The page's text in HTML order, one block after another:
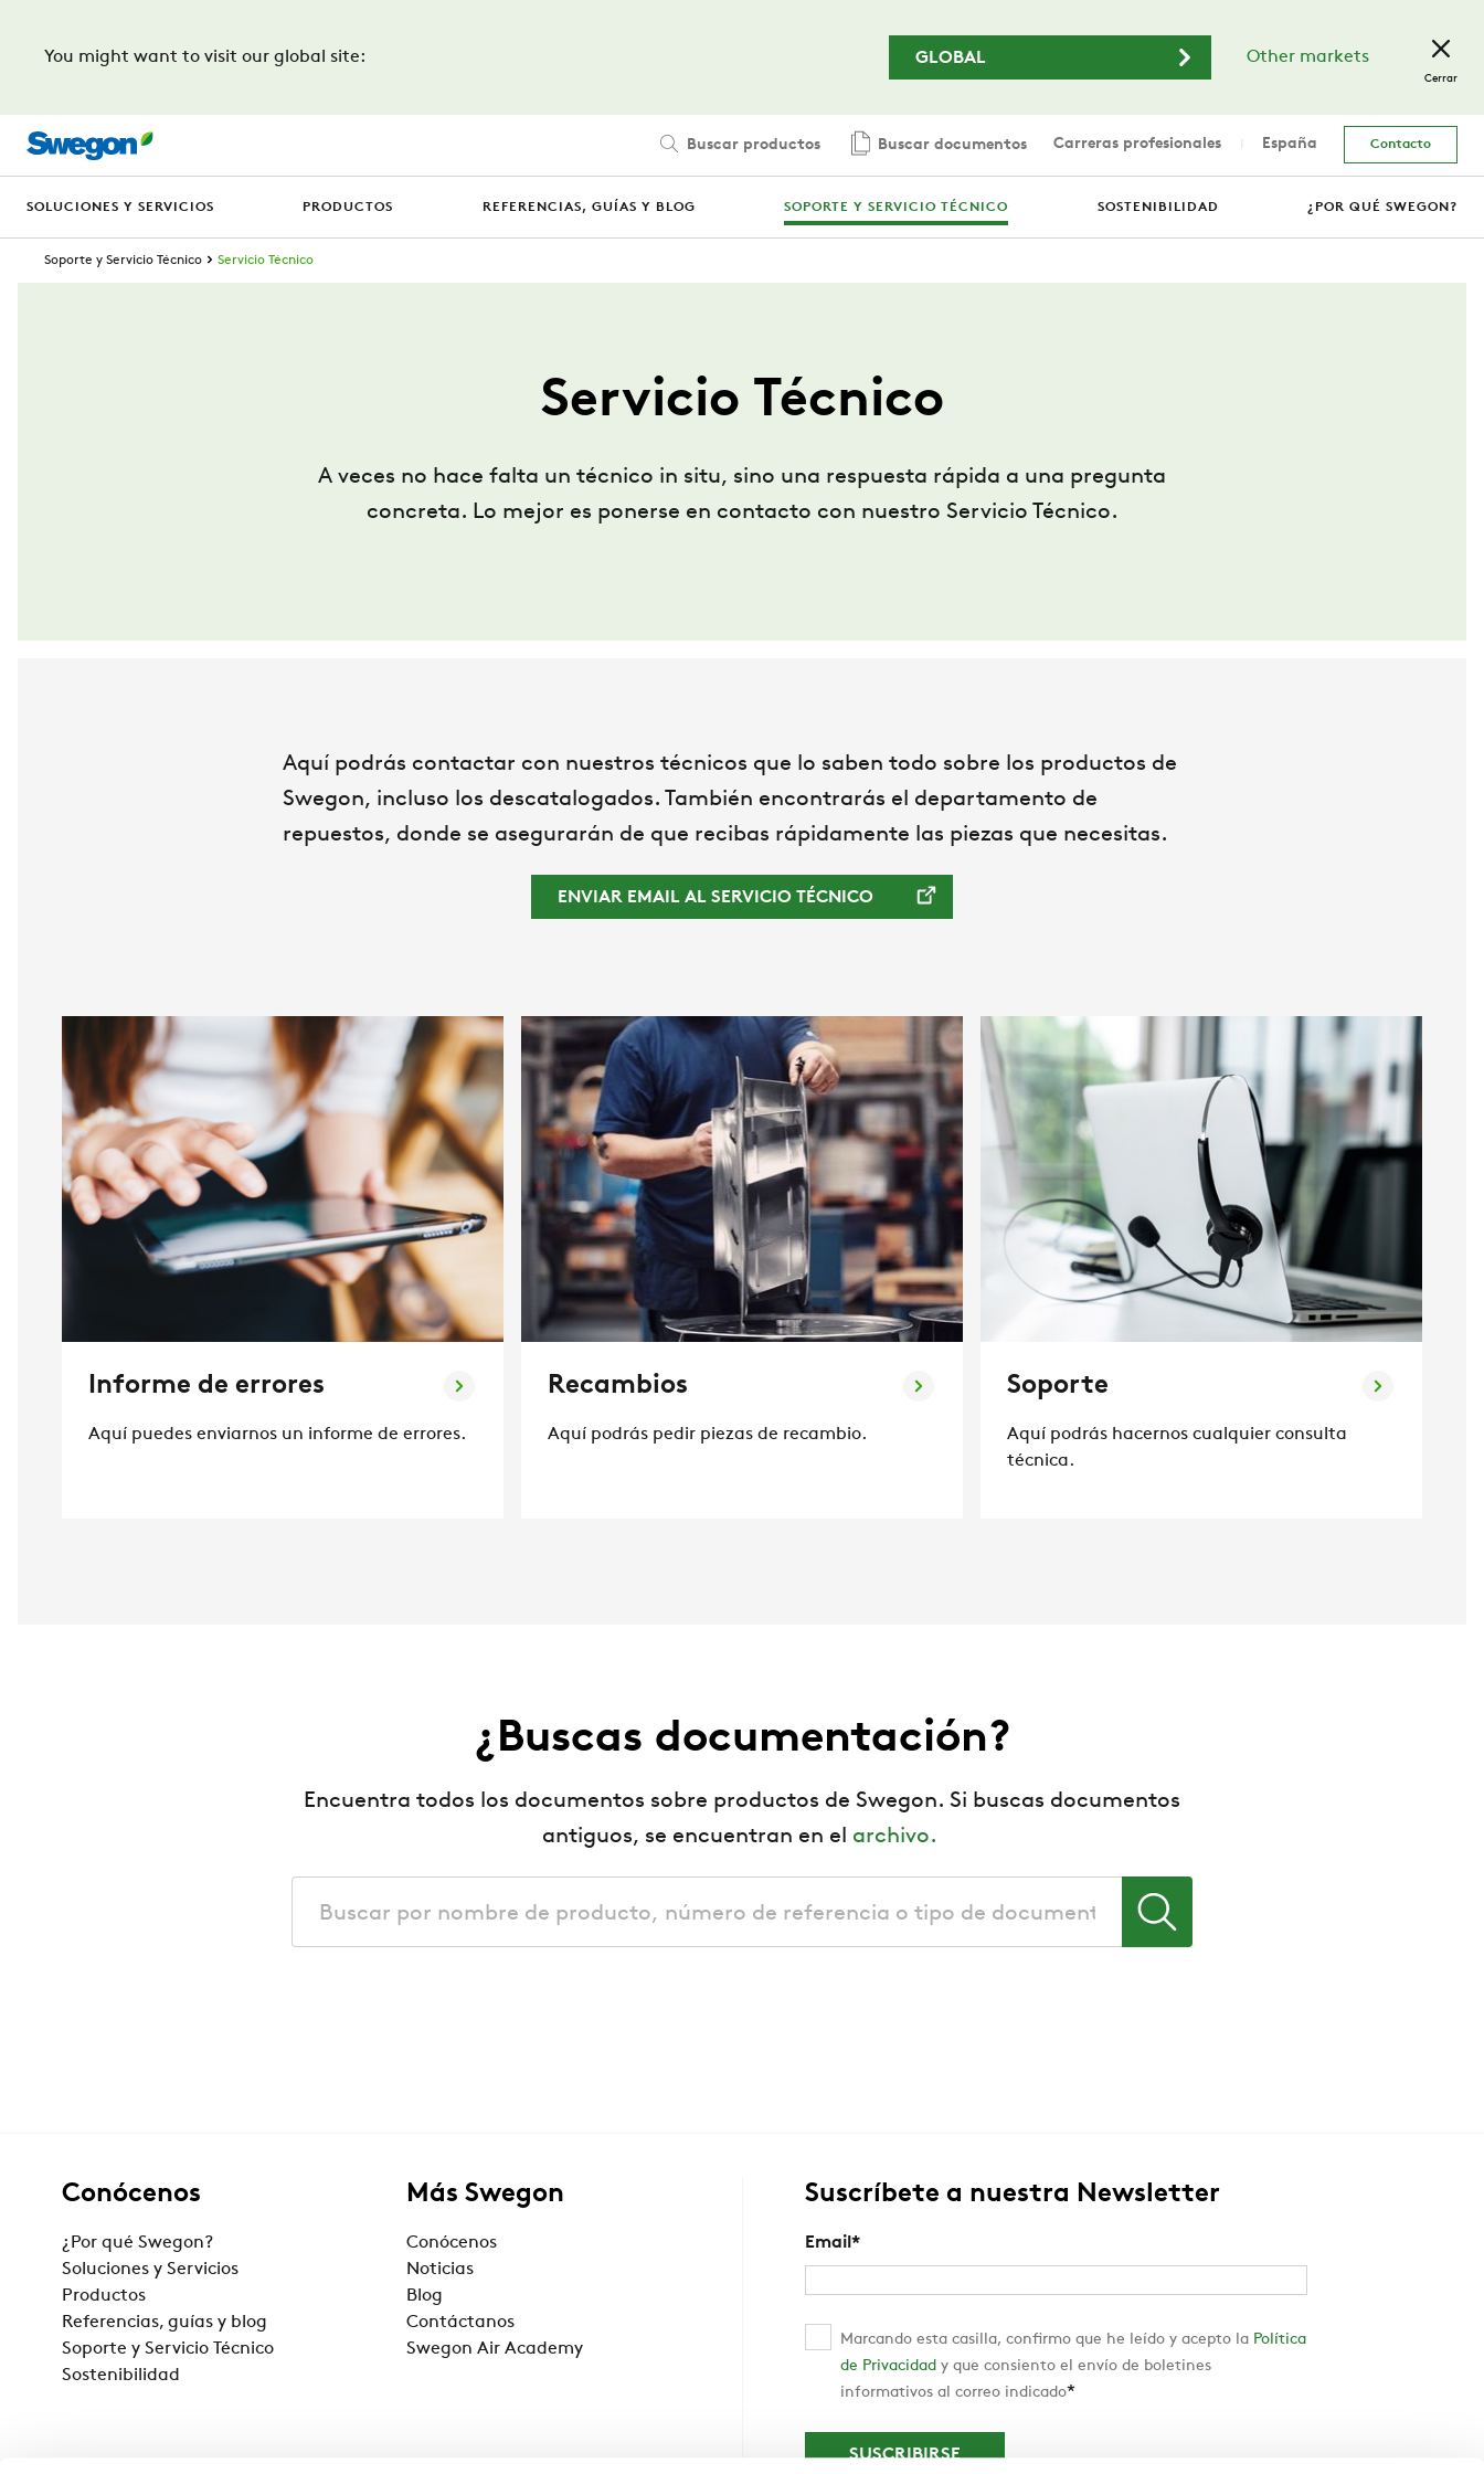
You might want to visit our global site:
GLOBAL Other markets
Cerrar
Buscar productos Buscar documentos Carreras profesionales España Contacto
SOLUCIONES Y SERVICIOS PRODUCTOS REFERENCIAS, GUÍAS Y BLOG SOPORTE Y SERVICIO TÉCNICO SOSTENIBILIDAD ¿POR QUÉ SWEGON?
Soporte y Servicio Técnico Servicio Técnico
Servicio Técnico
A veces no hace falta un técnico in situ, sino una respuesta rápida a una pregunta
concreta. Lo mejor es ponerse en contacto con nuestro Servicio Técnico.
Aquí podrás contactar con nuestros técnicos que lo saben todo sobre los productos de
Swegon, incluso los descatalogados. También encontrarás el departamento de
repuestos, donde se asegurarán de que recibas rápidamente las piezas que necesitas.
ENVIAR EMAIL AL SERVICIO TÉCNICO
Informe de errores
Aquí puedes enviarnos un informe de errores.
Recambios
Aquí podrás pedir piezas de recambio.
Soporte
Aquí podrás hacernos cualquier consulta
técnica.
¿Buscas documentación?
Encuentra todos los documentos sobre productos de Swegon. Si buscas documentos
antiguos, se encuentran en el archivo.
Conócenos
¿Por qué Swegon?
Soluciones y Servicios
Productos
Referencias, guías y blog
Soporte y Servicio Técnico
Sostenibilidad
Más Swegon
Conócenos
Noticias
Blog
Contáctanos
Swegon Air Academy
Suscríbete a nuestra Newsletter
Email *
Marcando esta casilla, confirmo que he leído y acepto la Política
de Privacidad y que consiento el envío de boletines
informativos al correo indicado*